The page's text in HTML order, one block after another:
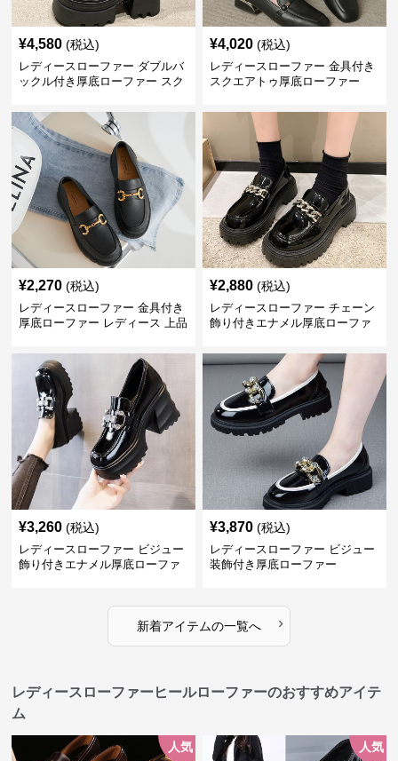
¥4,580 (税込)
レディースローファー ダブルバ
ックル付き厚底ローファー スク
¥4,020 (税込)
レディースローファー 金具付き
スクエアトゥ厚底ローファー
¥2,270 (税込)
レディースローファー 金具付き
厚底ローファー レディース 上品
¥2,880 (税込)
レディースローファー チェーン
飾り付きエナメル厚底ローファ
¥3,260 (税込)
レディースローファー ビジュー
飾り付きエナメル厚底ローファ
¥3,870 (税込)
レディースローファー ビジュー
装飾付き厚底ローファー
新着アイテムの一覧へ ›
レディースローファーヒールローファーのおすすめアイテ
ム
人気 人気